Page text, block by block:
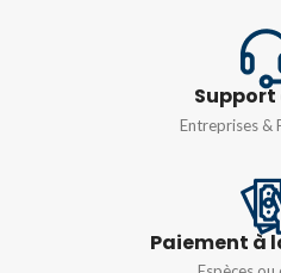
Entreprises &
Paiement à